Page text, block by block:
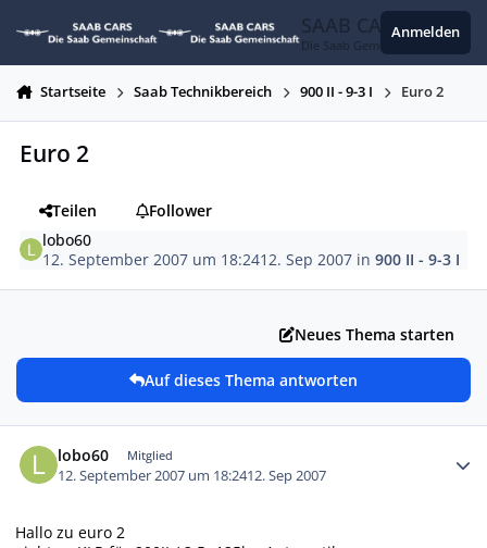
SAAB CARS
Die Saab Gemeinschaft
Anmelden
Startseite Saab Technikbereich 900 II - 9-3 I Euro 2
Euro 2
Teilen
Follower
lobo60
12. September 2007 um 18:2412. Sep 2007 in900 II - 9-3 I
Neues Thema starten
Auf dieses Thema antworten
lobo60 Mitglied
12. September 2007 um 18:2412. Sep 2007
Hallo zu euro 2